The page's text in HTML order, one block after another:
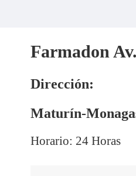
Farmadon
Dirección:
Maturín-
Horario: 24 Horas